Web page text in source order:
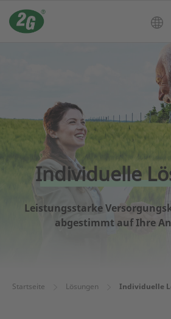
Individuelle
Leistungsstarke
abgestimmt auf Ihre
Startseite Lösungen Individuelle